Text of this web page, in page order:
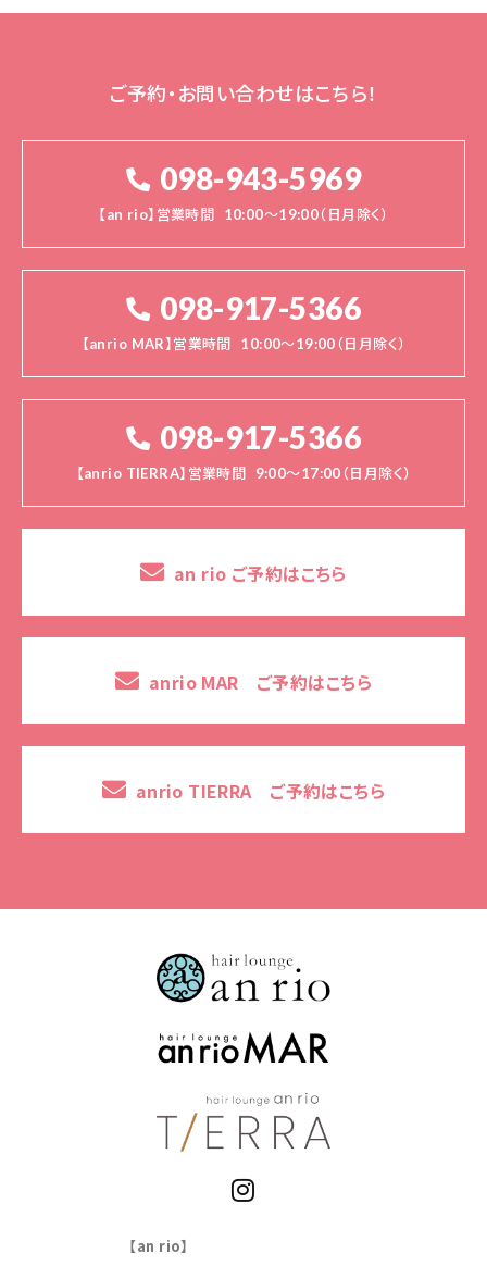
ご予約・お問い合わせはこちら！
098-943-5969
【an rio】営業時間 10:00～19:00（日月除く）
098-917-5366
【anrio MAR】営業時間 10:00～19:00（日月除く）
098-917-5366
【anrio TIERRA】営業時間 9:00～17:00（日月除く）
an rio ご予約はこちら
anrio MAR ご予約はこちら
anrio TIERRA ご予約はこちら
【an rio】